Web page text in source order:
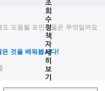
도움될 포인트들은 무엇일까요
것을 배워봅시다!